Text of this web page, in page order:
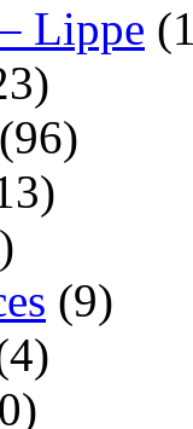
Lippe
(96)
(9)